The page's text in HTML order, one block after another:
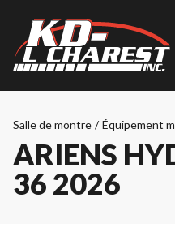
Salle de montre / Équipement
ARIENS
36 2026